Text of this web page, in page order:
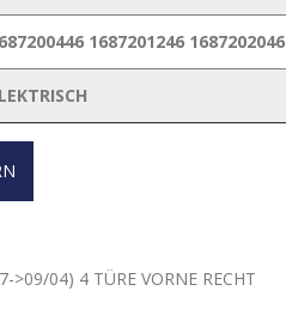
1687201246 1687202046
>09/04) 4 TÜRE VORNE RECHT